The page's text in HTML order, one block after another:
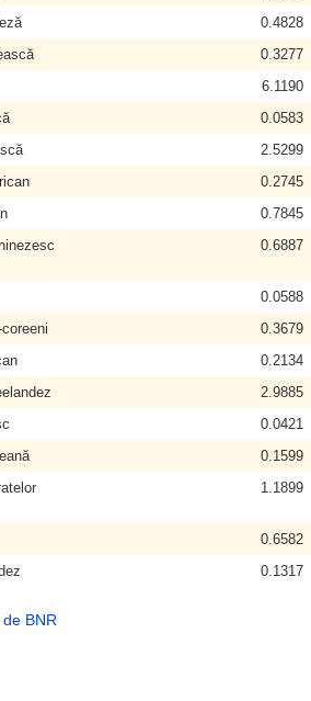
0.4828
0.3277
6.1190
0.0583
2.5299
0.2745
0.7845
0.6887
0.0588
0.3679
0.2134
2.9885
0.0421
0.1599
1.1899
0.6582
0.1317
BNR